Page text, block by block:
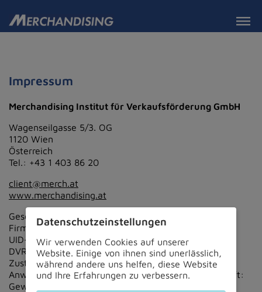
Impressum
Merchandising Institut für Verkaufsförderung GmbH
Wagenseilgasse 5/3. OG
1120 Wien
Österreich
Tel.: +43 1 403 86 20
client@merch.at
www.merchandising.at
Geschäftsführer: Josef Gerstmayr
Firmenbuchnummer: FN 109799w
UID-Nr.: ATU 15507903
DVR: 1073729
Zuständige Kammer: Wirtschaftskammer Wien
Anwendbare gewerbe- und berufsrechtliche Vorschrift:
GewO 1994; BGBI 194/1994, zugänglich unter
Datenschutz­einstellungen
Wir verwenden Cookies auf unserer
Website. Einige von ihnen sind unerlässlich,
während andere uns helfen, diese Website
und Ihre Erfahrungen zu verbessern.